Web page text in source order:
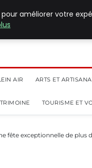
AIR ARTS ET
TOURISME ET
fête exceptionnelle de plus
pour améliorer votre